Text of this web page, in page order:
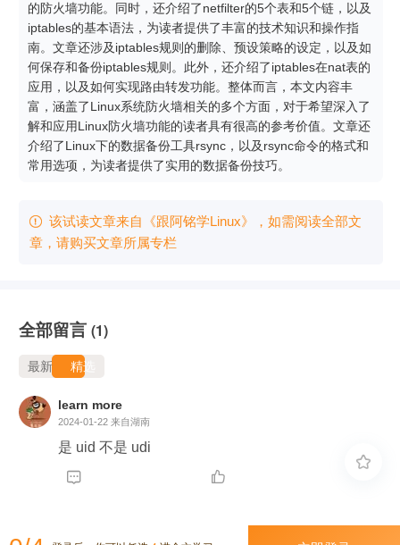
的防火墙功能。同时，还介绍了netfilter的5个表和5个链，以及
iptables的基本语法，为读者提供了丰富的技术知识和操作指
南。文章还涉及iptables规则的删除、预设策略的设定，以及如
何保存和备份iptables规则。此外，还介绍了iptables在nat表的
应用，以及如何实现路由转发功能。整体而言，本文内容丰
富，涵盖了Linux系统防火墙相关的多个方面，对于希望深入了
解和应用Linux防火墙功能的读者具有很高的参考价值。文章还
介绍了Linux下的数据备份工具rsync，以及rsync命令的格式和
常用选项，为读者提供了实用的数据备份技巧。
 该试读文章来自《跟阿铭学Linux》，如需阅读全部文
章，请购买文章所属专栏
全部留言 (1)
最新 精选
learn more
2024-01-22 来自湖南
是 uid 不是 udi
 
